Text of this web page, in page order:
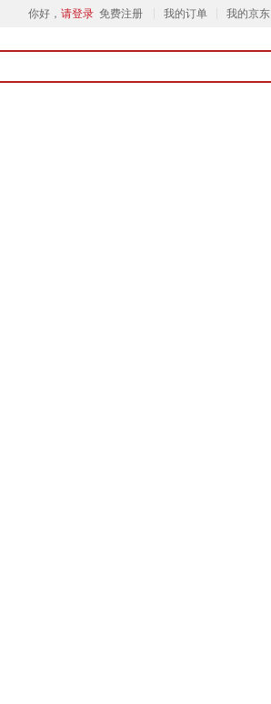
你好， 请登录 免费注册 我的订单 我的京东